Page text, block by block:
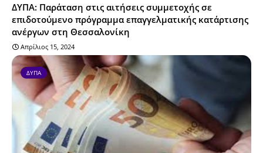
ΔΥΠΑ: Παράταση στις αιτήσεις συμμετοχής σε
επιδοτούμενο πρόγραμμα επαγγελματικής κατάρτισης
ανέργων στη Θεσσαλονίκη
Απρίλιος 15, 2024
ΔΥΠΑ